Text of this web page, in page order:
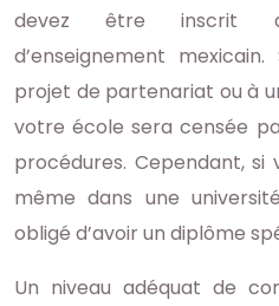
devez être inscrit
d’enseignement
projet de partenariat ou à
votre école sera censée
procédures. Cependant, si
même dans une
obligé d’avoir un diplôme
Un niveau adéquat de